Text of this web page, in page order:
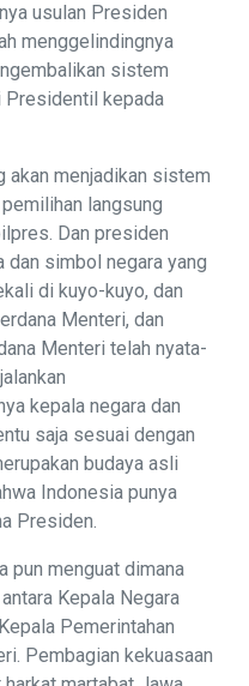
usulan Presiden
menggelindingnya
sistem
Presidentil kepada
akan menjadikan sistem
langsung
Dan presiden
dan simbol negara yang
di kuyo-kuyo, dan
Menteri, dan
Menteri telah nyata-
kepala negara dan
saja sesuai dengan
budaya asli
Indonesia punya
Presiden.
pun menguat dimana
Kepala Negara
Pemerintahan
Pembagian kekuasaan